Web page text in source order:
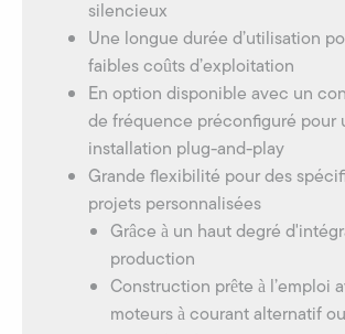
silencieux
Une longue durée d’utilisation
faibles coûts d’exploitation
En option disponible avec un
de fréquence préconfiguré pour
installation plug-and-play
Grande flexibilité pour des
projets personnalisées
Grâce à un haut degré
production
Construction prête à l’emploi
moteurs à courant alternatif